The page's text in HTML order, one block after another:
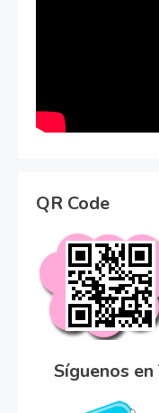
QR Code
Síguenos